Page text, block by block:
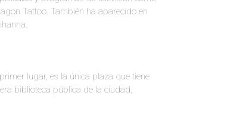
Tattoo. También ha aparecido en
lugar, es la única plaza que tiene
biblioteca pública de la ciudad,